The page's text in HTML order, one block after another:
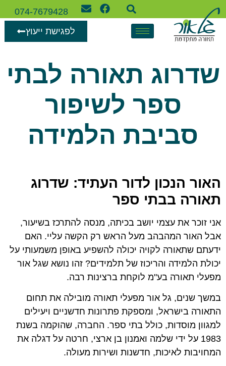
074-7679428
לפגישת ייעוץ
שדרוג תאורה לבתי
ספר לשיפור
סביבת הלמידה
האור הנכון לדור העתיד: שדרוג
תאורה בבתי ספר
אני זוכר את עצמי יושב בכיתה, מנסה להתרכז בשיעור,
אבל האור המהבהב מעל הראש רק הקשה עליי. האם
ידעתם שתאורה לקויה יכולה להשפיע באופן משמעותי על
יכולת הלמידה והריכוז של תלמידים? זהו נושא שגל אור
מפעלי תאורה בע"מ לוקחת ברצינות רבה.
במשך שנים, גל אור מפעלי תאורה מובילה את תחום
התאורה בישראל, ומספקת פתרונות חדשניים ויעילים
למגוון מוסדות, כולל בתי ספר. החברה, שהוקמה בשנת
1983 על ידי שלמה ואמנון בן ארצי, חרטה על דגלה את
המחויבות לאיכות, חדשנות ושירות מעולה.